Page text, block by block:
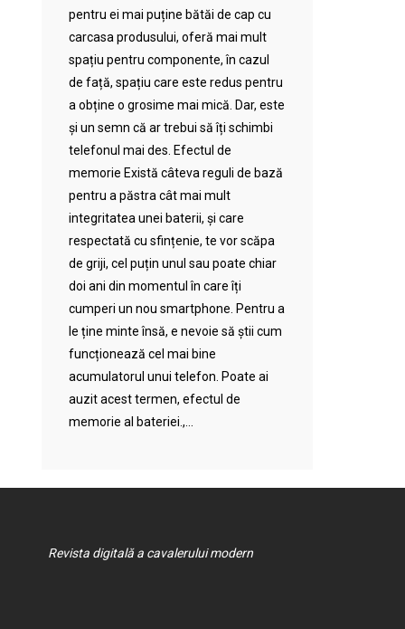
pentru ei mai puține bătăi de cap cu
carcasa produsului, oferă mai mult
spațiu pentru componente, în cazul
de față, spațiu care este redus pentru
a obține o grosime mai mică. Dar, este
și un semn că ar trebui să îți schimbi
telefonul mai des. Efectul de
memorie Există câteva reguli de bază
pentru a păstra cât mai mult
integritatea unei baterii, și care
respectată cu sfințenie, te vor scăpa
de griji, cel puțin unul sau poate chiar
doi ani din momentul în care îți
cumperi un nou smartphone. Pentru a
le ține minte însă, e nevoie să știi cum
funcționează cel mai bine
acumulatorul unui telefon. Poate ai
auzit acest termen, efectul de
memorie al bateriei.,...
Revista digitală a cavalerului modern